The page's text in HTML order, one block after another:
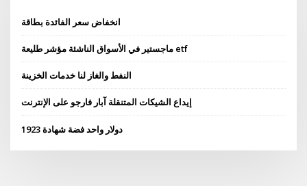
انخفاض سعر الفائدة بطاقة
ماجستير في الأسواق الناشئة مؤشر طليعة etf
النفط والغاز لنا خدمات الخزينة
إيداع الشيكات المتنقلة آبار فارجو على الإنترنت
دولار واحد فضة شهادة 1923